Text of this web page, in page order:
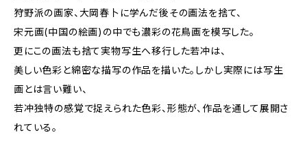
狩野派の画家、大岡春卜に学んだ後その画法を捨て、
宋元画(中国の絵画)の中でも濃彩の花鳥画を模写した。
更にこの画法も捨て実物写生へ移行した若冲は、
美しい色彩と綿密な描写の作品を描いた。しかし実際には写生
画とは言い難い、
若冲独特の感覚で捉えられた色彩、形態が、作品を通して展開さ
れている。